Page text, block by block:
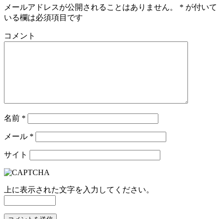
メールアドレスが公開されることはありません。 * が付いて
いる欄は必須項目です
コメント
名前 *
メール *
サイト
上に表示された文字を入力してください。